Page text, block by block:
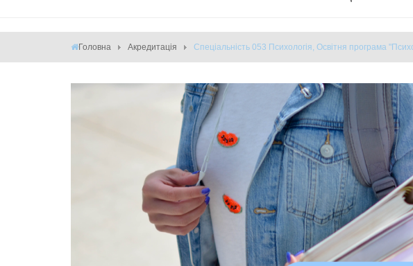
Головна Акредитація Спеціальність 053 Психологія, Освітня програма